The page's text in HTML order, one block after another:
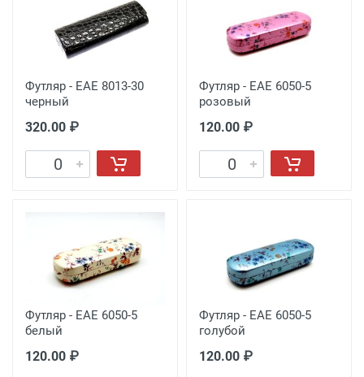
Футляр - EAE 8013-30
черный
320.00 ₽
Футляр - EAE 6050-5
розовый
120.00 ₽
Футляр - EAE 6050-5
белый
120.00 ₽
Футляр - EAE 6050-5
голубой
120.00 ₽